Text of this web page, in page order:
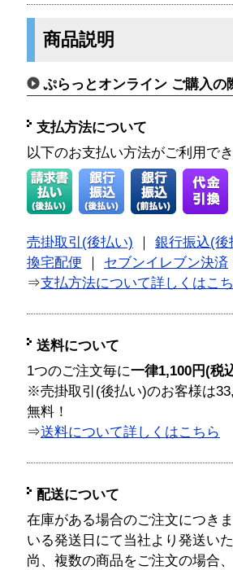
商品説明
ぷらっとオンライン ご購入の
支払方法について
以下のお支払い方法がご利用で
売掛取引(後払い)
銀行振込(後
換宅配便
セブンイレブン決済
⇒支払方法について詳しくはこ
送料について
1つのご注文毎に一律1,100円(税
※売掛取引(後払い)のお客様は
無料！
⇒送料について詳しくはこちら
配送について
在庫がある場合のご注文につき
いる発送日にて当社より発送い
尚、複数の商品をご注文の場合